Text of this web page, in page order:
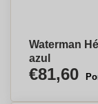
Waterman
azul
€81,60